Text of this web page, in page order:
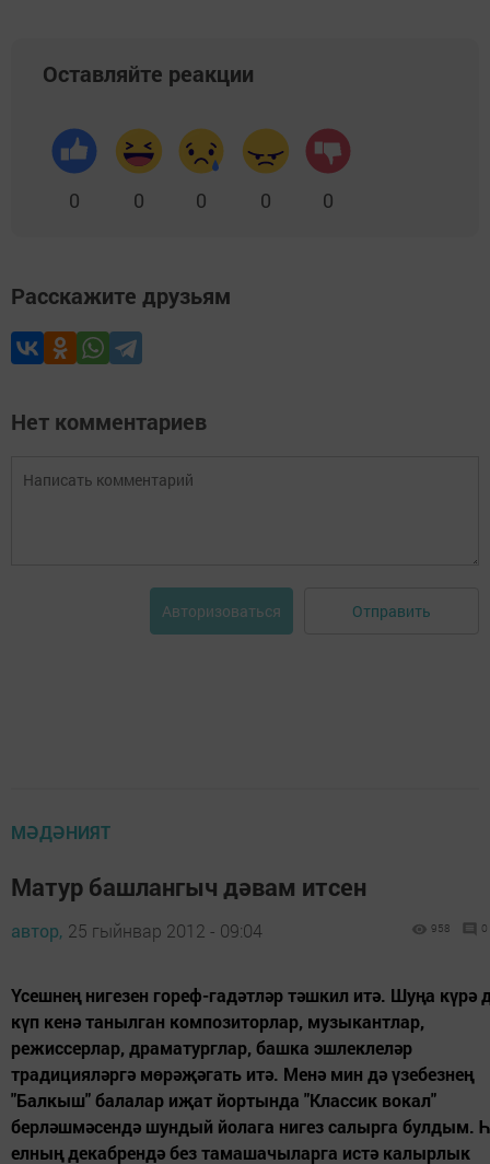
Оставляйте реакции
0 0 0 0 0
Расскажите друзьям
Нет комментариев
Авторизоваться Отправить
МӘДӘНИЯТ
Матур башлангыч дәвам итсен
автор, 25 гыйнвар 2012 - 09:04 958 0
Үсешнең нигезен гореф-гадәтләр тәшкил итә. Шуңа күрә
күп кенә танылган композиторлар, музыкантлар,
режиссерлар, драматурглар, башка эшлеклеләр
традицияләргә мөрәҗәгать итә. Менә мин дә үзебезнең
"Балкыш" балалар иҗат йортында "Классик вокал"
берләшмәсендә шундый йолага нигез салырга булдым.
елның декабрендә без тамашачыларга истә калырлык